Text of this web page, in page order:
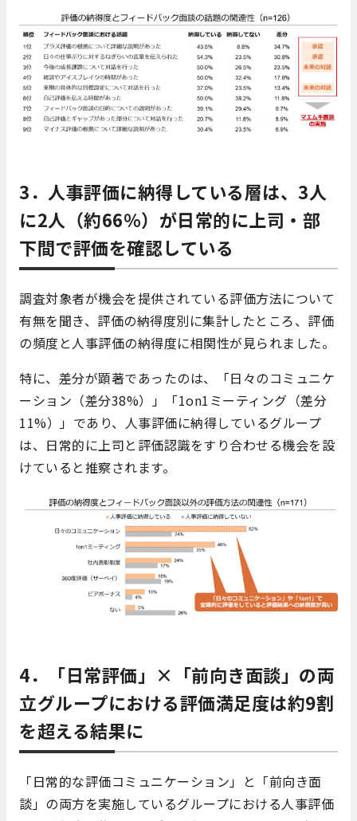
3．人事評価に納得している層は、3人
に2人（約66％）が日常的に上司・部
下間で評価を確認している
調査対象者が機会を提供されている評価方法について
有無を聞き、評価の納得度別に集計したところ、 評価
の頻度と人事評価の納得度に相関性が見られました。
特に、差分が顕著であったのは、「日々のコミュニケ
ーション（差分38%）」「1on1ミーティング（差分
11%）」であり、人事評価に納得しているグループ
は、日常的に上司と評価認識をすり合わせる機会を設
けていると推察されます。
4．「日常評価」×「前向き面談」の両
立グループにおける評価満足度は約9割
を超える結果に
「日常的な評価コミュニケーション」と「前向き面
談」の両方を実施しているグループにおける人事評価